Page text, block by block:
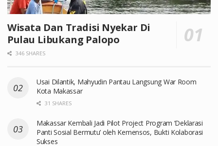
Wisata Dan Tradisi Nyekar Di
Pulau Libukang Palopo
346 SHARES
Usai Dilantik, Mahyudin Pantau Langsung War Room
Kota Makassar
31 SHARES
Makassar Kembali Jadi Pilot Project Program ‘Deklarasi
Panti Sosial Bermutu’ oleh Kemensos, Bukti Kolaborasi
Sukses